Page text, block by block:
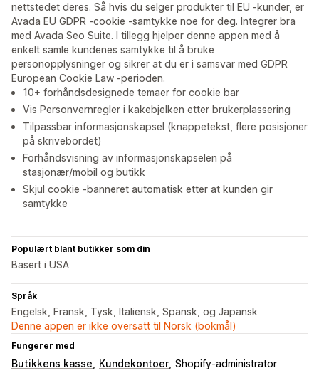
nettstedet deres. Så hvis du selger produkter til EU -kunder, er
Avada EU GDPR -cookie -samtykke noe for deg. Integrer bra
med Avada Seo Suite. I tillegg hjelper denne appen med å
enkelt samle kundenes samtykke til å bruke
personopplysninger og sikrer at du er i samsvar med GDPR
European Cookie Law -perioden.
10+ forhåndsdesignede temaer for cookie bar
Vis Personvernregler i kakebjelken etter brukerplassering
Tilpassbar informasjonskapsel (knappetekst, flere posisjoner
på skrivebordet)
Forhåndsvisning av informasjonskapselen på
stasjonær/mobil og butikk
Skjul cookie -banneret automatisk etter at kunden gir
samtykke
Populært blant butikker som din
Basert i USA
Språk
Engelsk, Fransk, Tysk, Italiensk, Spansk, og Japansk
Denne appen er ikke oversatt til Norsk (bokmål)
Fungerer med
Butikkens kasse Kundekontoer Shopify-administrator